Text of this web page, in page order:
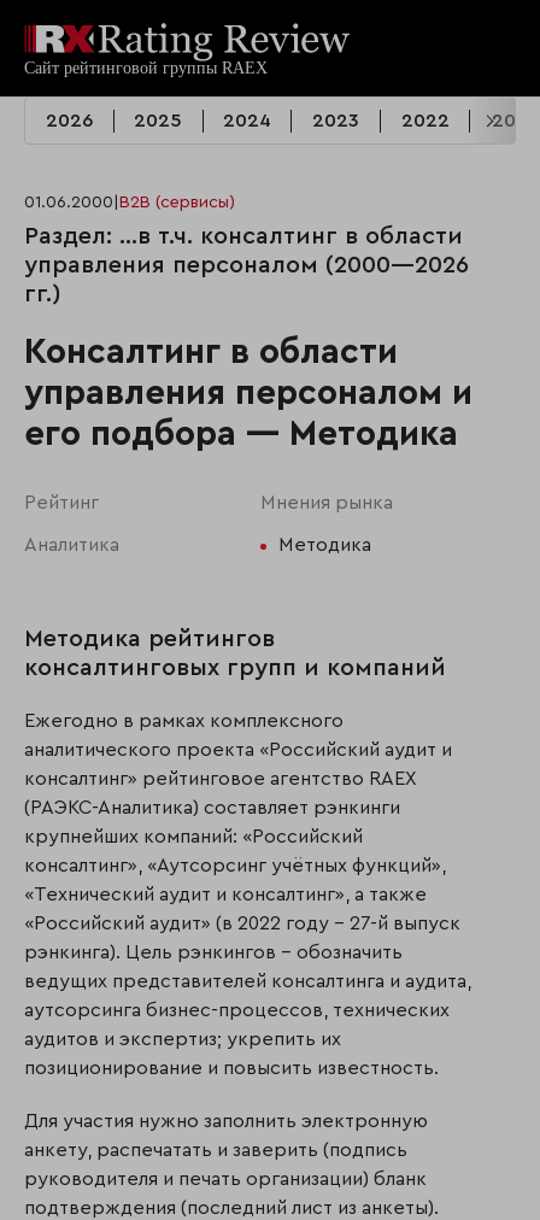
2026 2025 2024 2023 2022 2021
01.06.2000 B2B (сервисы)
Раздел: …в т.ч. консалтинг в области
управления персоналом (2000—2026
гг.)
Консалтинг в области
управления персоналом и
его подбора — Методика
Рейтинг Мнения рынка
Аналитика Методика
Методика рейтингов
консалтинговых групп и компаний
Ежегодно в рамках комплексного
аналитического проекта «Российский аудит и
консалтинг» рейтинговое агентство RAEX
(РАЭКС-Аналитика) составляет рэнкинги
крупнейших компаний: «Российский
консалтинг», «Аутсорсинг учётных функций»,
«Технический аудит и консалтинг», а также
«Российский аудит» (в 2022 году – 27-й выпуск
рэнкинга). Цель рэнкингов – обозначить
ведущих представителей консалтинга и аудита,
аутсорсинга бизнес-процессов, технических
аудитов и экспертиз; укрепить их
позиционирование и повысить известность.
Для участия нужно заполнить электронную
анкету, распечатать и заверить (подпись
руководителя и печать организации) бланк
подтверждения (последний лист из анкеты).